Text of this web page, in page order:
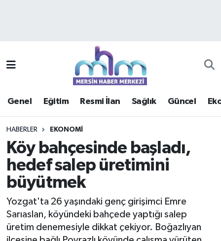
Genel Eğitim Resmi İlan Sağlık Güncel
HABERLER EKONOMI
Köy bahçesinde başladı,
hedef salep üretimini
büyütmek
Yozgat'ta 26 yaşındaki genç girişimci Emre
Sarıaslan, köyündeki bahçede yaptığı salep
üretim denemesiyle dikkat çekiyor. Boğazlıyan
Güncel
Haberde insan
Kültür - Sanat
Magazin
Mersin Trafik Yoğunluk Haritası
Süper Lig Puan Durumu ve Fikstür
Haber Arşivi